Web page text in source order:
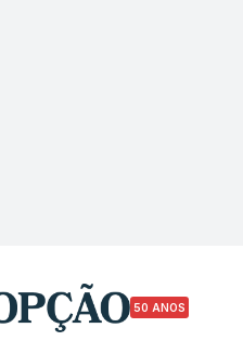
50 ANOS